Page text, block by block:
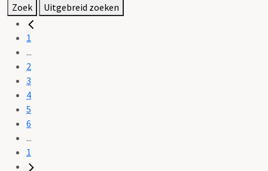
Zoek Uitgebreid zoeken
1
...
2
3
4
5
6
...
1